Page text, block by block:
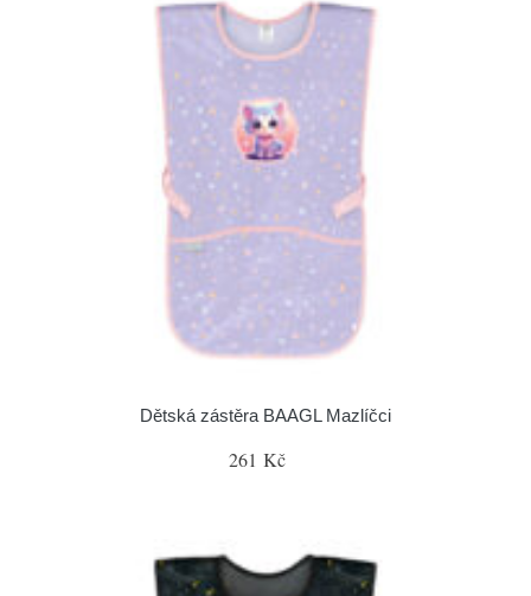
Dětská zástěra BAAGL Mazlíčci
261 Kč